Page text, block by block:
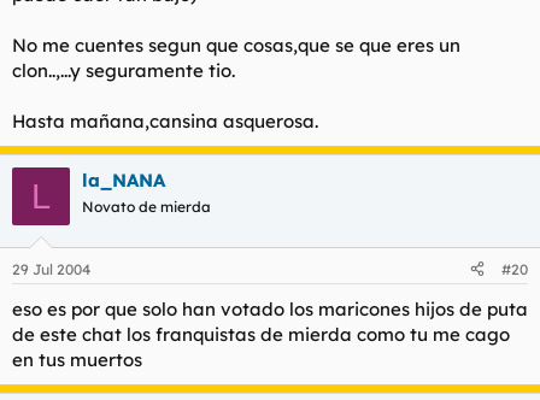
No me cuentes segun que cosas,que se que eres un
clon..,...y seguramente tio.
Hasta mañana,cansina asquerosa.
L la_NANA
Novato de mierda
29 Jul 2004 #20
eso es por que solo han votado los maricones hijos de puta
de este chat los franquistas de mierda como tu me cago
en tus muertos